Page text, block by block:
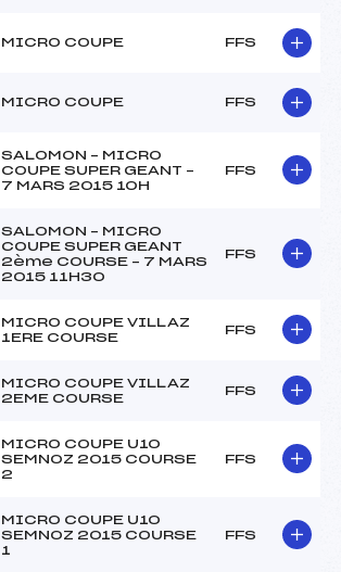
MICRO COUPE FFS
MICRO COUPE FFS
SALOMON – MICRO
COUPE SUPER GEANT –
7 MARS 2015 10H
FFS
SALOMON – MICRO
COUPE SUPER GEANT
2ème COURSE – 7 MARS
2015 11H30
FFS
MICRO COUPE VILLAZ
1ERE COURSE
FFS
MICRO COUPE VILLAZ
2EME COURSE
FFS
MICRO COUPE U10
SEMNOZ 2015 COURSE
2
FFS
MICRO COUPE U10
SEMNOZ 2015 COURSE
1
FFS